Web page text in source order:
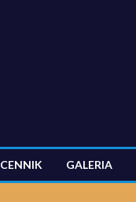
CENNIK GALERIA